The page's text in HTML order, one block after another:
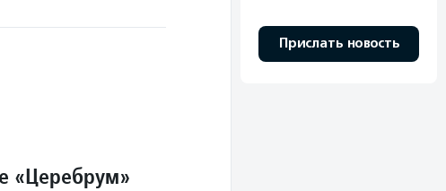
«Церебрум»
Прислать новость